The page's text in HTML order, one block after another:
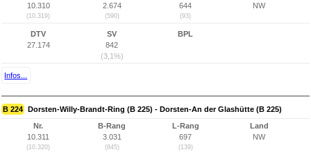
10.310
(10.319)
2.674
(590)
644
(93)
NW
DTV
27.174
SV
842
(3,1%)
BPL
Infos...
B 224 Dorsten-Willy-Brandt-Ring (B 225) - Dorsten-An der Glashütte (B 225)
Nr.
10.311
(10.320)
B-Rang
3.031
(845)
L-Rang
697
(139)
Land
NW